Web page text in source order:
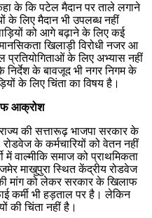
के कि पटेल मैदान पर ताले लगाने
के लिए मैदान भी उपलब्ध नहीं
को आगे बढ़ाने के लिए कई
खिलाड़ी विरोधी नजर आ
प्रतियोगिताओं के लिए अभ्यास नहीं
निर्देश के बावजूद भी नगर निगम के
के लिए चिंता का विषय है।
आक्रोश
की सत्तारूढ़ भाजपा सरकार के
के कर्मचारियों को वेतन नहीं
में वाल्मीकि समाज को प्राथमिकता
माखुपुरा स्थित केंद्रीय रोडवेज
की मांग को लेकर सरकार के खिलाफ
कर्मी भी हड़ताल पर है। लेकिन
की चिंता नहीं है।